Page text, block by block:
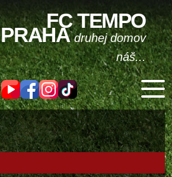
FC TEMPO
PRAHAdruhej domov
náš...